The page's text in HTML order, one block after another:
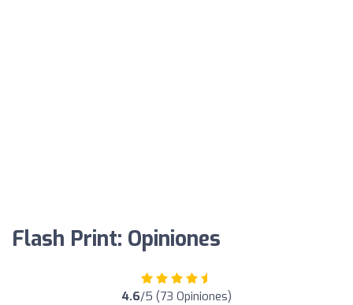
Flash Print: Opiniones
4.6/5 (73 Opiniones)